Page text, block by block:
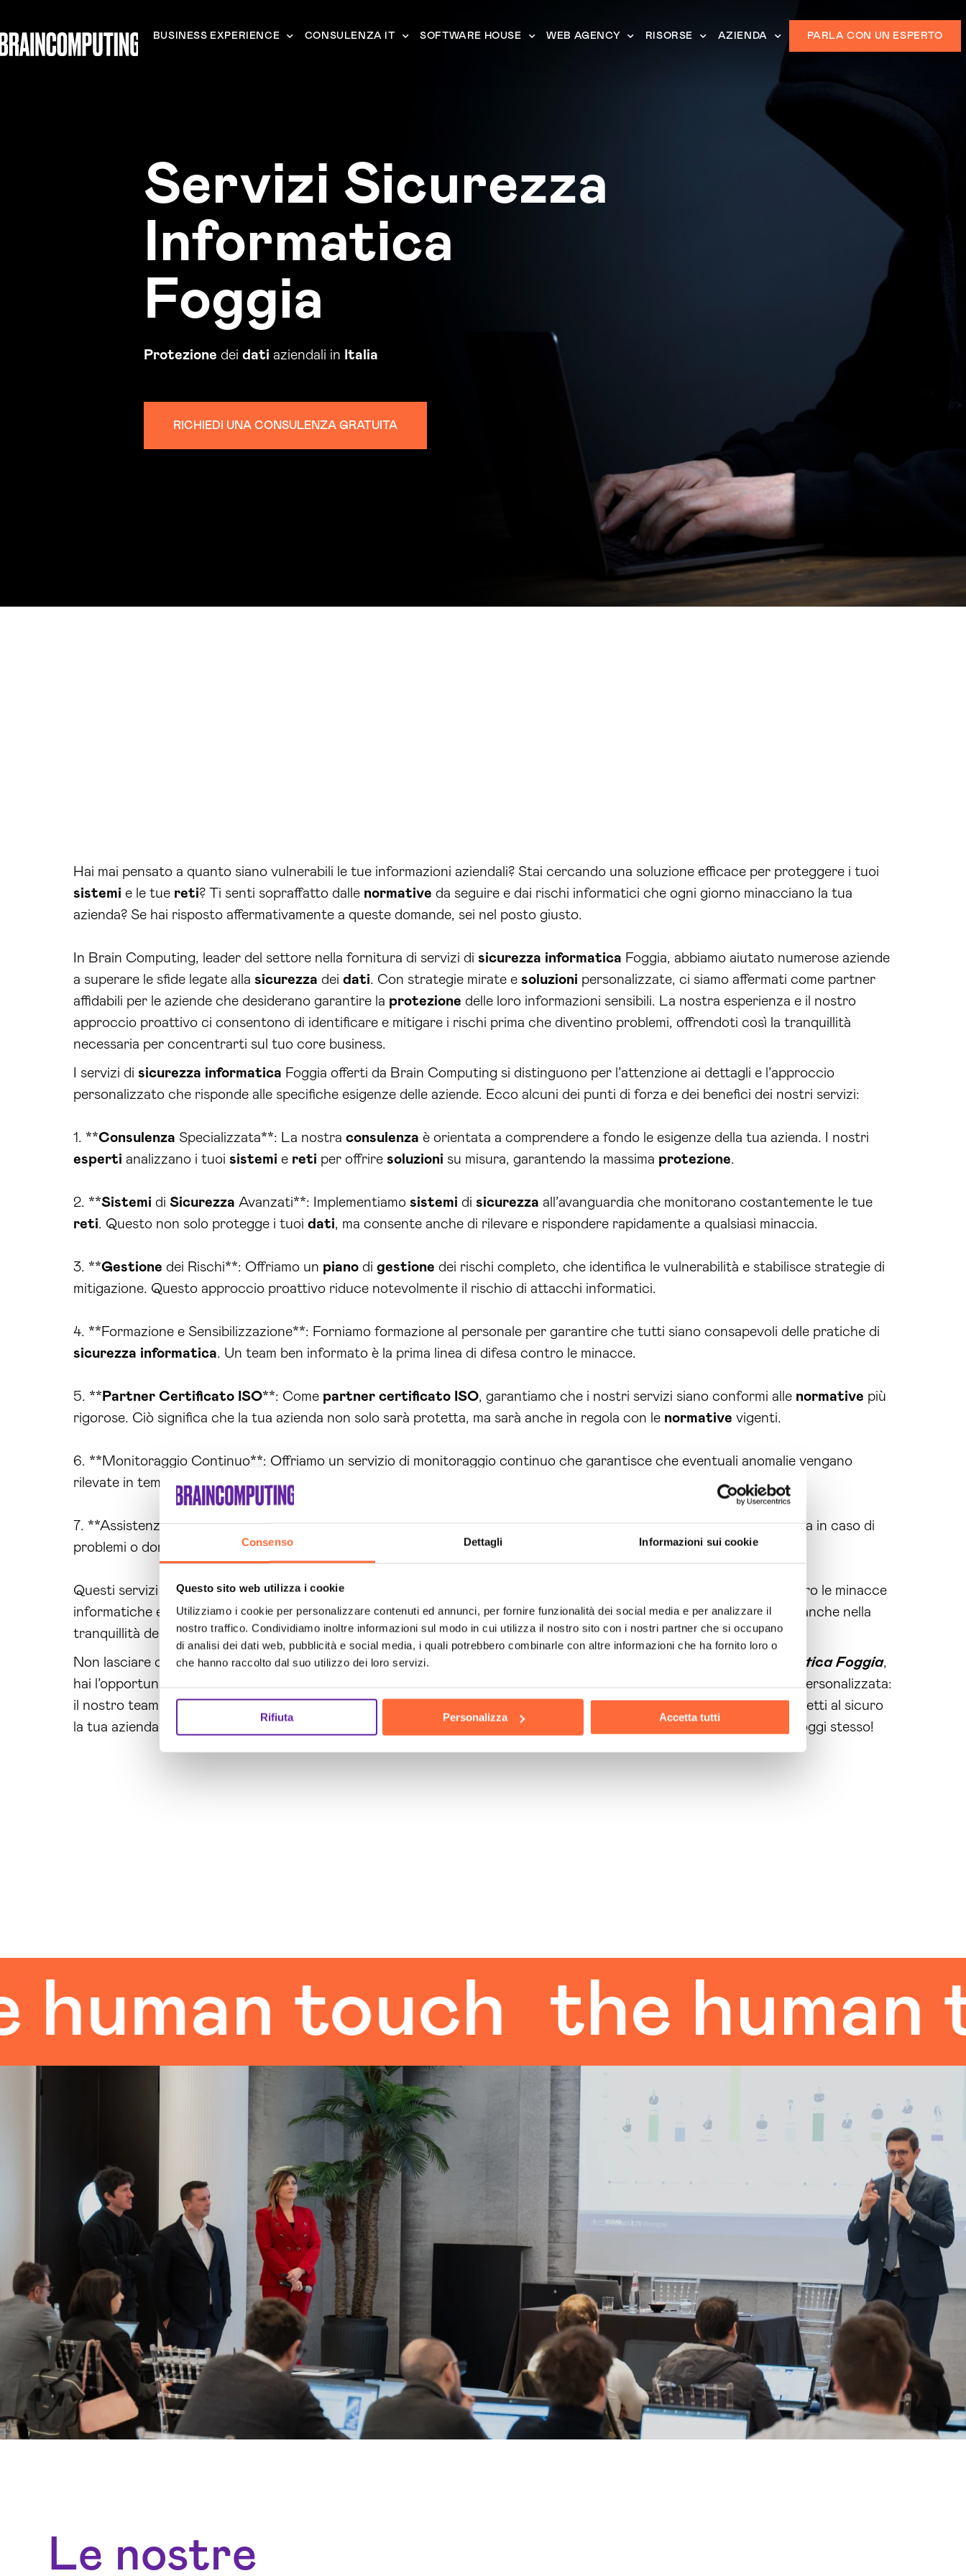
Consenso Dettagli Informazioni sui cookie
Questo sito web utilizza i cookie
Utilizziamo i cookie per personalizzare contenuti ed annunci, per fornire funzionalità dei social media e per analizzare il
nostro traffico. Condividiamo inoltre informazioni sul modo in cui utilizza il nostro sito con i nostri partner che si occupano
di analisi dei dati web, pubblicità e social media, i quali potrebbero combinarle con altre informazioni che ha fornito loro o
che hanno raccolto dal suo utilizzo dei loro servizi.
Rifiuta Personalizza Accetta tutti
BUSINESS EXPERIENCE CONSULENZA IT SOFTWARE HOUSE WEB AGENCY RISORSE AZIENDA PARLA CON UN ESPERTO
Servizi Sicurezza
Informatica
Foggia
Protezione dei dati aziendali in Italia
RICHIEDI UNA CONSULENZA GRATUITA
Hai mai pensato a quanto siano vulnerabili le tue informazioni aziendali? Stai cercando una soluzione efficace per proteggere i tuoi
sistemi e le tue reti? Ti senti sopraffatto dalle normative da seguire e dai rischi informatici che ogni giorno minacciano la tua
azienda? Se hai risposto affermativamente a queste domande, sei nel posto giusto.
In Brain Computing, leader del settore nella fornitura di servizi di sicurezza informatica Foggia, abbiamo aiutato numerose aziende
a superare le sfide legate alla sicurezza dei dati. Con strategie mirate e soluzioni personalizzate, ci siamo affermati come partner
affidabili per le aziende che desiderano garantire la protezione delle loro informazioni sensibili. La nostra esperienza e il nostro
approccio proattivo ci consentono di identificare e mitigare i rischi prima che diventino problemi, offrendoti così la tranquillità
necessaria per concentrarti sul tuo core business.
I servizi di sicurezza informatica Foggia offerti da Brain Computing si distinguono per l’attenzione ai dettagli e l’approccio
personalizzato che risponde alle specifiche esigenze delle aziende. Ecco alcuni dei punti di forza e dei benefici dei nostri servizi:
1. **Consulenza Specializzata**: La nostra consulenza è orientata a comprendere a fondo le esigenze della tua azienda. I nostri
esperti analizzano i tuoi sistemi e reti per offrire soluzioni su misura, garantendo la massima protezione.
2. **Sistemi di Sicurezza Avanzati**: Implementiamo sistemi di sicurezza all’avanguardia che monitorano costantemente le tue
reti. Questo non solo protegge i tuoi dati, ma consente anche di rilevare e rispondere rapidamente a qualsiasi minaccia.
3. **Gestione dei Rischi**: Offriamo un piano di gestione dei rischi completo, che identifica le vulnerabilità e stabilisce strategie di
mitigazione. Questo approccio proattivo riduce notevolmente il rischio di attacchi informatici.
4. **Formazione e Sensibilizzazione**: Forniamo formazione al personale per garantire che tutti siano consapevoli delle pratiche di
sicurezza informatica. Un team ben informato è la prima linea di difesa contro le minacce.
5. ** Partner Certificato ISO**: Come partner certificato ISO, garantiamo che i nostri servizi siano conformi alle normative più
rigorose. Ciò significa che la tua azienda non solo sarà protetta, ma sarà anche in regola con le normative vigenti.
6. **Monitoraggio Continuo**: Offriamo un servizio di monitoraggio continuo che garantisce che eventuali anomalie vengano
rilevate in tempo reale, permettendo interventi rapidi e mirati.
7. **Assistenza Tecnica Dedicata**: Il nostro team diespertiè sempre a disposizione per fornire supporto e assistenza in caso di
problemi o domande, garantendo una
sicurezza
Questi servizi lavorano sinergicamente per risolvere le problematiche delle aziende, aumentando la loro resilienza contro le minacce
informatiche e fornendo un ambiente di lavoro sicuro. Con Brain Computing, non solo proteggi i tuoidati, ma investi anche nella
tranquillità della tua azienda.
Non lasciare che la tua azienda diventi una vittima delle minacce informatiche. Con i nostri
servizi sicurezza informatica Foggia,
hai l’opportunità di proteggere ciò che hai costruito con tanto impegno. Contattaci oggi stesso per unaconsulenzapersonalizzata:
il nostro team è pronto ad ascoltare le tue esigenze e a fornirti
su misura. Non aspettare oltre, agisci ora e metti al sicuro
la tua azienda da rischi inutili. La
è un investimento, non una spesa: prendi la decisione giusta oggi stesso!
touch the human
Le nostre